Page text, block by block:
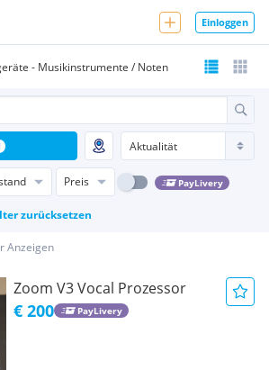
Einloggen
- Musikinstrumente / Noten
Preis PayLivery
zurücksetzen
Anzeigen
Zoom V3 Vocal Prozessor
€ 200 PayLivery